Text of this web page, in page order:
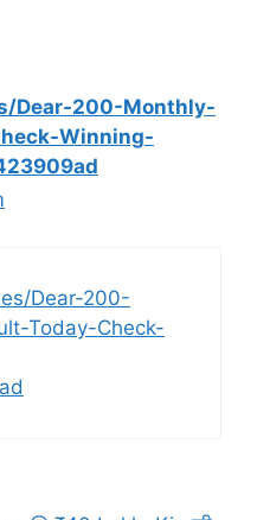
Dear-200-Monthly-
Winning-
Dear-200-
Today-Check-